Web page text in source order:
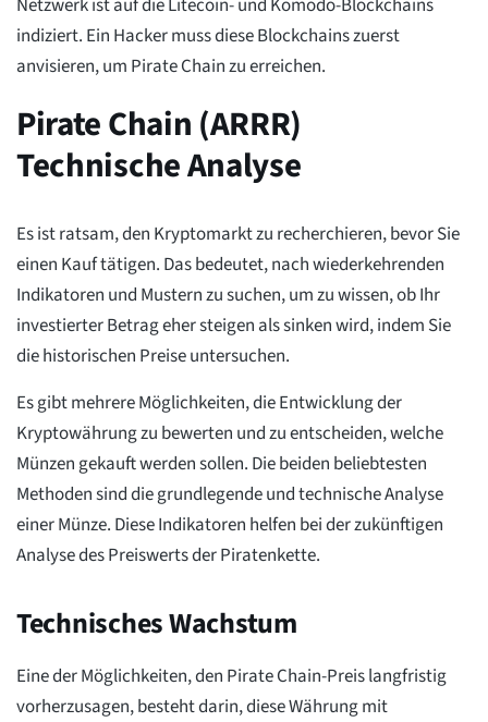
Netzwerk ist auf die Litecoin- und Komodo-Blockchains
indiziert. Ein Hacker muss diese Blockchains zuerst
anvisieren, um Pirate Chain zu erreichen.
Pirate Chain (ARRR)
Technische Analyse
Es ist ratsam, den Kryptomarkt zu recherchieren, bevor Sie
einen Kauf tätigen. Das bedeutet, nach wiederkehrenden
Indikatoren und Mustern zu suchen, um zu wissen, ob Ihr
investierter Betrag eher steigen als sinken wird, indem Sie
die historischen Preise untersuchen.
Es gibt mehrere Möglichkeiten, die Entwicklung der
Kryptowährung zu bewerten und zu entscheiden, welche
Münzen gekauft werden sollen. Die beiden beliebtesten
Methoden sind die grundlegende und technische Analyse
einer Münze. Diese Indikatoren helfen bei der zukünftigen
Analyse des Preiswerts der Piratenkette.
Technisches Wachstum
Eine der Möglichkeiten, den Pirate Chain-Preis langfristig
vorherzusagen, besteht darin, diese Währung mit